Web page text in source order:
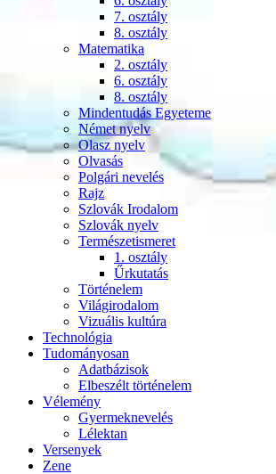
7. osztály
8. osztály
Matematika
2. osztály
6. osztály
8. osztály
Mindentudás Egyeteme
Német nyelv
Olasz nyelv
Olvasás
Polgári nevelés
Rajz
Szlovák Irodalom
Szlovák nyelv
Természetismeret
1. osztály
Űrkutatás
Történelem
Világirodalom
Vizuális kultúra
Technológia
Tudományosan
Adatbázisok
Elbeszélt történelem
Vélemény
Gyermeknevelés
Lélektan
Versenyek
Zene